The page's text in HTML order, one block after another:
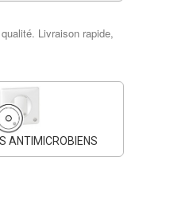
Livraison rapide,
ANTIMICROBIENS